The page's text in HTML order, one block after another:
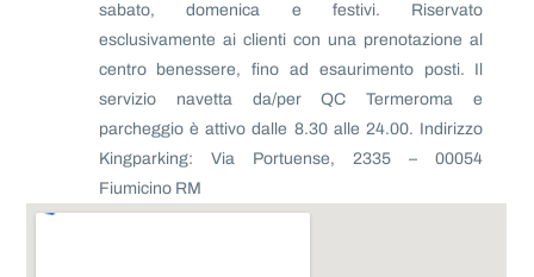
sabato, domenica e festivi. Riservato
esclusivamente ai clienti con una prenotazione al
centro benessere, fino ad esaurimento posti. Il
servizio navetta da/per QC Termeroma e
parcheggio è attivo dalle 8.30 alle 24.00. Indirizzo
Kingparking: Via Portuense, 2335 – 00054
Fiumicino RM